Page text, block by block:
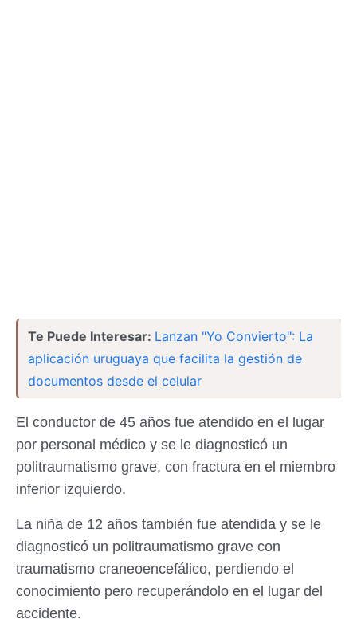
Te Puede Interesar: Lanzan "Yo Convierto": La
aplicación uruguaya que facilita la gestión de
documentos desde el celular
El conductor de 45 años fue atendido en el lugar
por personal médico y se le diagnosticó un
politraumatismo grave, con fractura en el miembro
inferior izquierdo.
La niña de 12 años también fue atendida y se le
diagnosticó un politraumatismo grave con
traumatismo craneoencefálico, perdiendo el
conocimiento pero recuperándolo en el lugar del
accidente.